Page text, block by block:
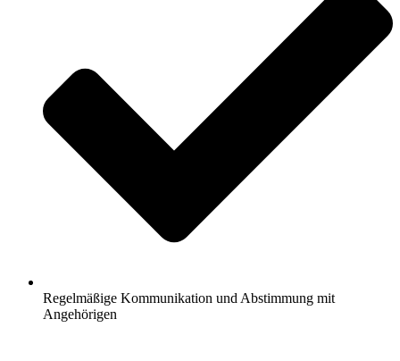
Regelmäßige Kommunikation und Abstimmung mit
Angehörigen